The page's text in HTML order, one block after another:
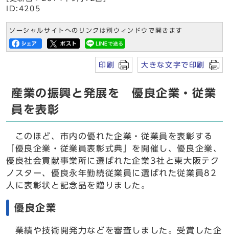
ID:4205
ソーシャルサイトへのリンクは別ウィンドウで開きます
印刷 大きな文字で印刷
産業の振興と発展を 優良企業・従業
員を表彰
このほど、市内の優れた企業・従業員を表彰する
「優良企業・従業員表彰式典」を開催し、優良企業、
優良社会貢献事業所に選ばれた企業3社と東大阪テク
ノスター、優良永年勤続従業員に選ばれた従業員82
人に表彰状と記念品を贈りました。
優良企業
業績や技術開発力などを審査しました。受賞した企